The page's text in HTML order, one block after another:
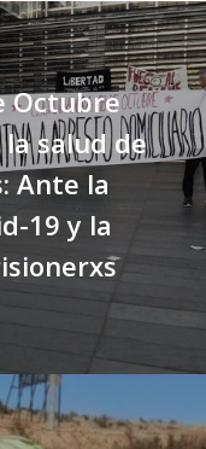
Octubre
salud de
Ante la
19 y la